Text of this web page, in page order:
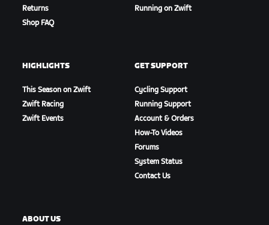
Returns
Shop FAQ
Running on Zwift
HIGHLIGHTS
This Season on Zwift
Zwift Racing
Zwift Events
GET SUPPORT
Cycling Support
Running Support
Account & Orders
How-To Videos
Forums
System Status
Contact Us
ABOUT US